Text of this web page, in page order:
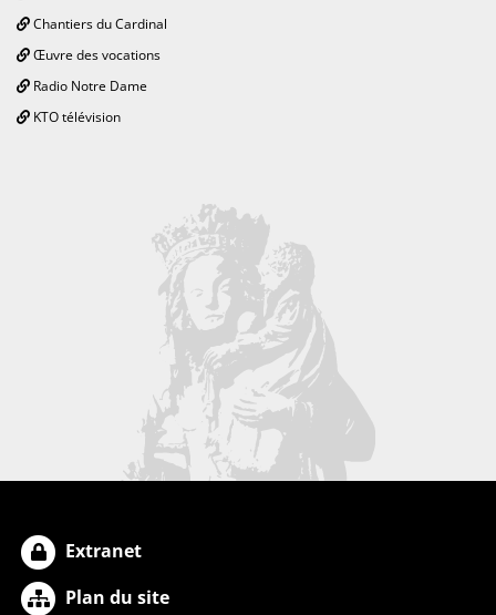
Chantiers du Cardinal
Œuvre des vocations
Radio Notre Dame
KTO télévision
Extranet
Plan du site